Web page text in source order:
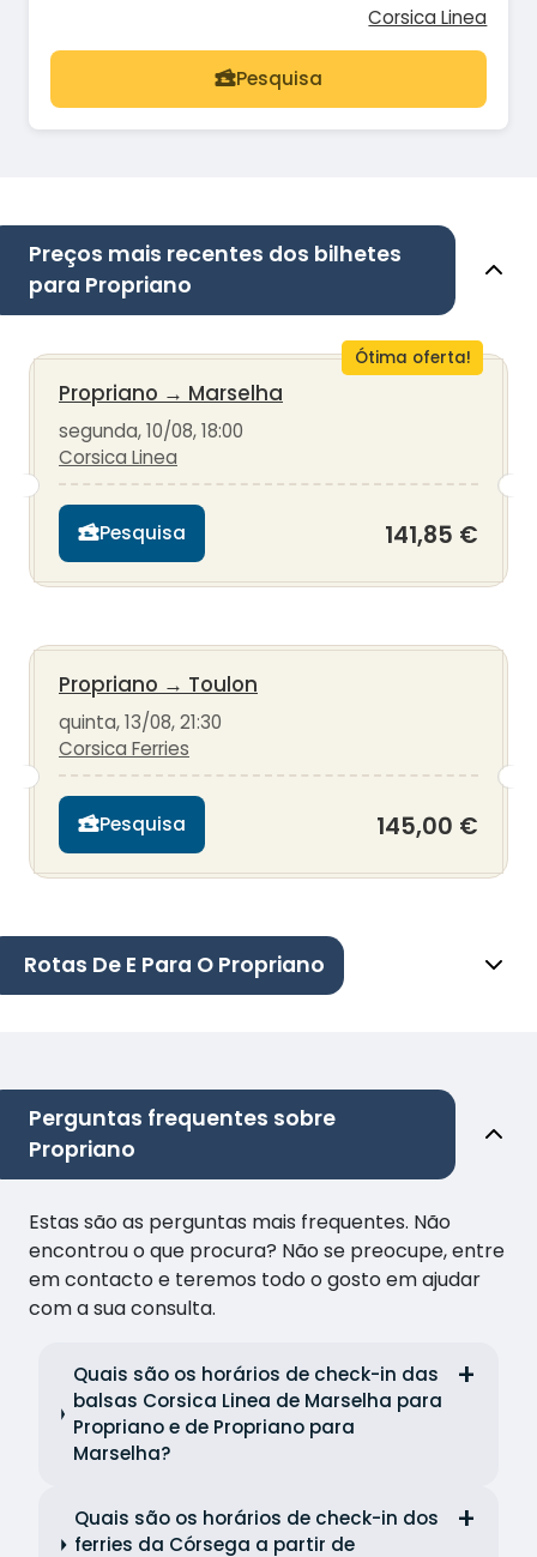
Corsica Linea
Pesquisa
Preços mais recentes dos bilhetes
para Propriano
Ótima oferta!
Propriano → Marselha
segunda, 10/08, 18:00
Corsica Linea
Pesquisa 141,85 €
Propriano → Toulon
quinta, 13/08, 21:30
Corsica Ferries
Pesquisa 145,00 €
Rotas De E Para O Propriano
Perguntas frequentes sobre
Propriano
Estas são as perguntas mais frequentes. Não
encontrou o que procura? Não se preocupe, entre
em contacto e teremos todo o gosto em ajudar
com a sua consulta.
Quais são os horários de check-in das
balsas Corsica Linea de Marselha para
Propriano e de Propriano para
Marselha?
Quais são os horários de check-in dos
ferries da Córsega a partir de